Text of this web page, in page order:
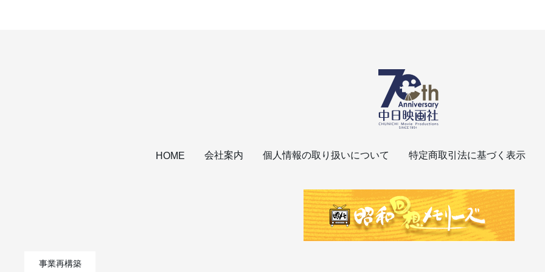
HOME 会社案内 個人情報の取り扱いについて 特定商取引法に基づく表示
事業再構築